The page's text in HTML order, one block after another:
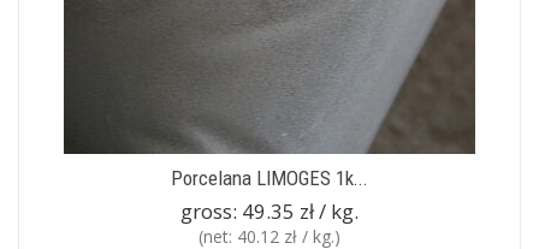
Porcelana LIMOGES 1k...
gross: 49.35 zł / kg.
(net: 40.12 zł / kg.)